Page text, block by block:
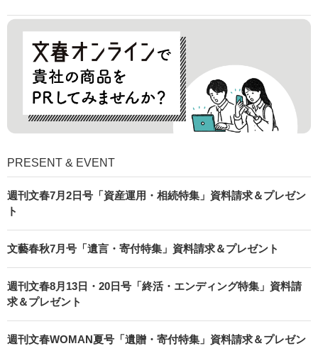
PRESENT & EVENT
週刊文春7月2日号「資産運用・相続特集」資料請求＆プレゼン
ト
文藝春秋7月号「遺言・寄付特集」資料請求＆プレゼント
週刊文春8月13日・20日号「終活・エンディング特集」資料請
求＆プレゼント
週刊文春WOMAN夏号「遺贈・寄付特集」資料請求＆プレゼン